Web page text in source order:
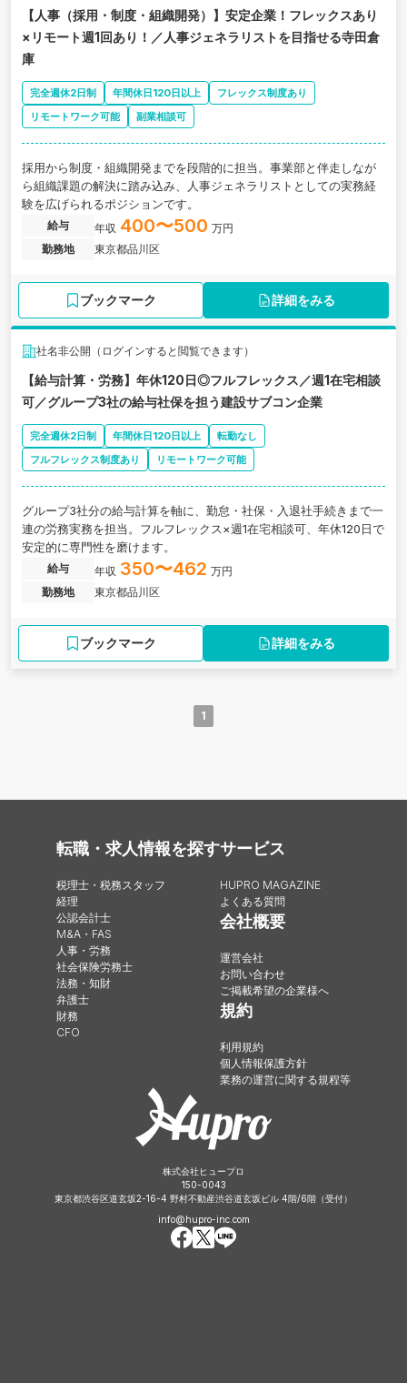
【人事（採用・制度・組織開発）】安定企業！フレックスあり
×リモート週1回あり！／人事ジェネラリストを目指せる寺田倉
庫
完全週休2日制 年間休日120日以上
フレックス制度あり
リモートワーク可能
副業相談可
採用から制度・組織開発までを段階的に担当。事業部と伴走しなが
ら組織課題の解決に踏み込み、人事ジェネラリストとしての実務経
験を広げられるポジションです。
給与 年収 400〜500 万円
勤務地
東京都品川区
ブックマーク 詳細をみる
社名非公開（ログインすると閲覧できます）
【給与計算・労務】年休120日◎フルフレックス／週1在宅相談
可／グループ3社の給与社保を担う建設サブコン企業
完全週休2日制 年間休日120日以上
転勤なし
フルフレックス制度あり
リモートワーク可能
グループ3社分の給与計算を軸に、勤怠・社保・入退社手続きまで一
連の労務実務を担当。フルフレックス×週1在宅相談可、年休120日で
安定的に専門性を磨けます。
給与 年収 350〜462 万円
勤務地
東京都品川区
ブックマーク 詳細をみる
1
転職・求人情報を探す
税理士・税務スタッフ
経理
公認会計士
M&A・FAS
人事・労務
社会保険労務士
法務・知財
弁護士
財務
CFO
サービス
HUPRO MAGAZINE
よくある質問
会社概要
運営会社
お問い合わせ
ご掲載希望の企業様へ
規約
利用規約
個人情報保護方針
業務の運営に関する規程等
株式会社ヒュープロ
150-0043
東京都渋谷区道玄坂2-16-4 野村不動産渋谷道玄坂ビル 4階/6階（受付）
info@hupro-inc.com